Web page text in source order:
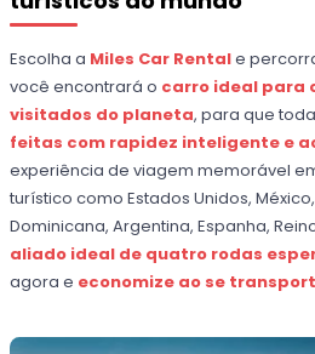
Escolha a Miles Car Rentale
você encontrará o carro ideal para
visitados do planeta, para que
feitas com rapidez inteligente e
experiência de viagem memorável
turístico como Estados Unidos,
Dominicana, Argentina, Espanha,
aliado ideal de quatro rodas
agora e economize ao se